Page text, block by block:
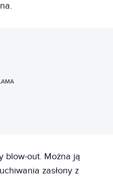
blow-out. Można ją
zasłony z